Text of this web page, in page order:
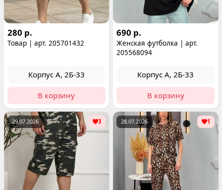
280 р.
Товар | арт. 205701432
Корпус А, 2Б-33
В корзину
690 р.
Женская футболка | арт.
205568094
Корпус А, 2Б-33
В корзину
29.07.2026 3 28.07.2026 1